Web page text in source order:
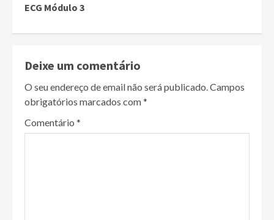
ECG Módulo 3
Deixe um comentário
O seu endereço de email não será publicado.Campos
obrigatórios marcados com*
Comentário *